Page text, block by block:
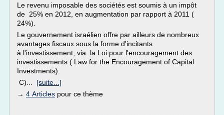
Le revenu imposable des sociétés est soumis à un impôt
de 25% en 2012, en augmentation par rapport à 2011 (
24%).
Le gouvernement israélien offre par ailleurs de nombreux
avantages fiscaux sous la forme d'incitants
à l'investissement, via la Loi pour l'encouragement des
investissements ( Law for the Encouragement of Capital
Investments).
C)... [suite...]
→ 4 Articles pour ce thème